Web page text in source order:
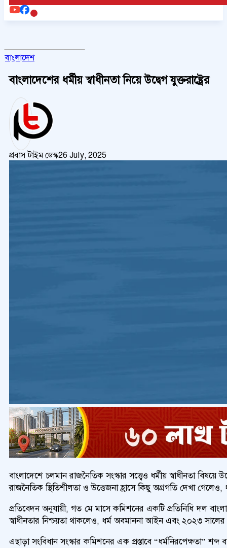
বাংলাদেশ
বাংলাদেশের ধর্মীয় স্বাধীনতা নিয়ে উদ্বেগ যুক্তরাষ্ট্রের
প্রবাস টাইম ডেস্ক26 July, 2025
বাংলাদেশে চলমান রাজনৈতিক সংস্কার সত্ত্বেও ধর্মীয় স্বাধীনতা
রাজনৈতিক স্থিতিশীলতা ও উত্তেজনা হ্রাসে কিছু অগ্রগতি দেখা
প্রতিবেদন অনুযায়ী, গত মে মাসে কমিশনের একটি প্রতিনিধি দল
স্বাধীনতার নিশ্চয়তা থাকলেও, ধর্ম অবমাননা আইন এবং ২০২৩
এছাড়া সংবিধান সংস্কার কমিশনের এক প্রস্তাবে “ধর্মনিরপেক্ষতা”